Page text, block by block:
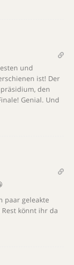
und
ist! Der
den
Genial. Und
paar geleakte
Rest könnt ihr da